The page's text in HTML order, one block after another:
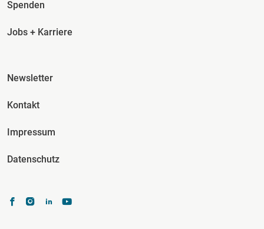
Spenden
Jobs + Karriere
Fusszeile Spalte 3
Newsletter
Kontakt
Impressum
Datenschutz